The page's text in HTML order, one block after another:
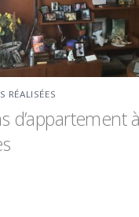
RÉALISÉES
d’appartement à